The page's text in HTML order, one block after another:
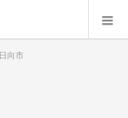
日向市